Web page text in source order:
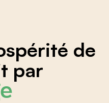
de
par